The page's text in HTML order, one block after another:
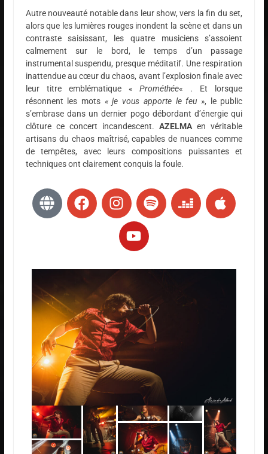
Autre nouveauté notable dans leur show, vers la fin du set,
alors que les lumières rouges inondent la scène et dans un
contraste saisissant, les quatre musiciens s’assoient
calmement sur le bord, le temps d’un passage
instrumental suspendu, presque méditatif. Une respiration
inattendue au cœur du chaos, avant l’explosion finale avec
leur titre emblématique «Prométhée« . Et lorsque
résonnent les mots « je vous apporte le feu », le public
s’embrase dans un dernier pogo débordant d’énergie qui
clôture ce concert incandescent.AZELMA en véritable
artisans du chaos maîtrisé, capables de nuances comme
de tempêtes, avec leurs compositions puissantes et
techniques ont clairement conquis la foule.